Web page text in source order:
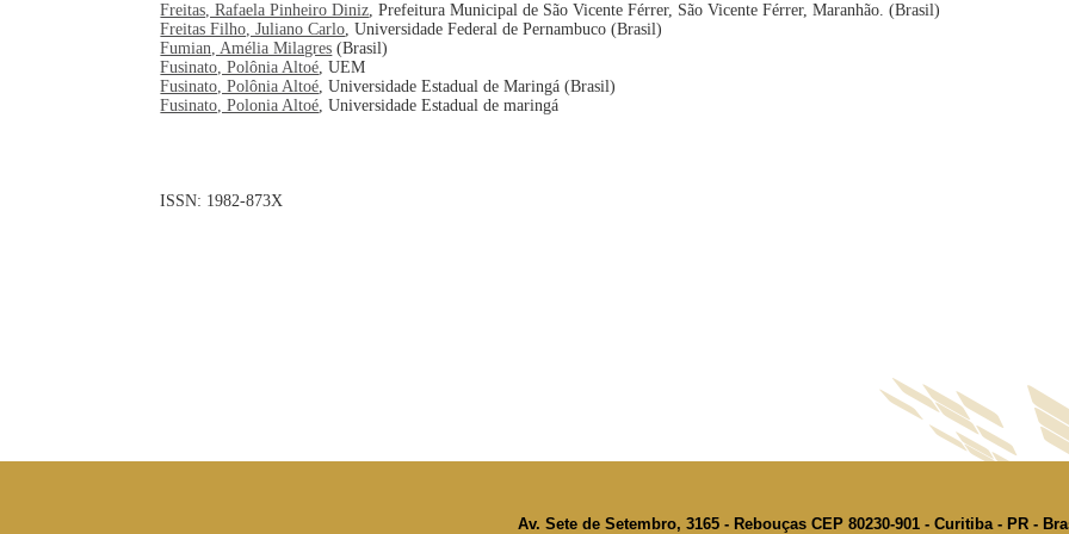
Freitas, Rafaela Pinheiro Diniz , Prefeitura Municipal de São Vicente Férrer, São Vicente Férrer, Maranhão. (Brasil)
Freitas Filho, Juliano Carlo , Universidade Federal de Pernambuco (Brasil)
Fumian, Amélia Milagres (Brasil)
Fusinato, Polônia Altoé , UEM
Fusinato, Polônia Altoé , Universidade Estadual de Maringá (Brasil)
Fusinato, Polonia Altoé , Universidade Estadual de maringá
ISSN: 1982-873X
Av. Sete de Setembro, 3165 - Rebouças CEP 80230-901 - Curitiba - PR -